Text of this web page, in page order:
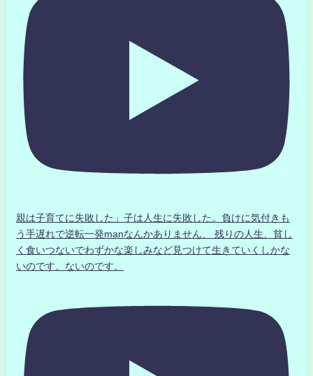
親は子育てに失敗した」子は人生に失敗した。負けに気付きも
う手遅れで逆転一発manなんかありません、 残りの人生、貧し
く食いつないでわずかな楽しみなど見つけて生きていくしかな
いのです。ないのです。